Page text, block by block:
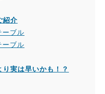
紹介
ーブル
ーブル
実は早いかも！？